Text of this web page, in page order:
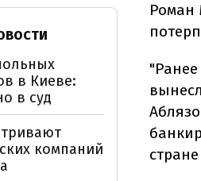
Роман
в Киеве:
в суд
компаний